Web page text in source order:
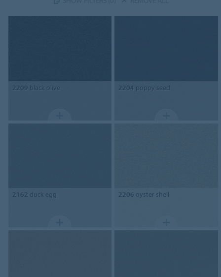
2209 black olive 2204 poppy seed
2162 duck egg 2206 oyster shell